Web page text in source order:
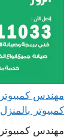
كمبيوتر بالمنزل
مهندس